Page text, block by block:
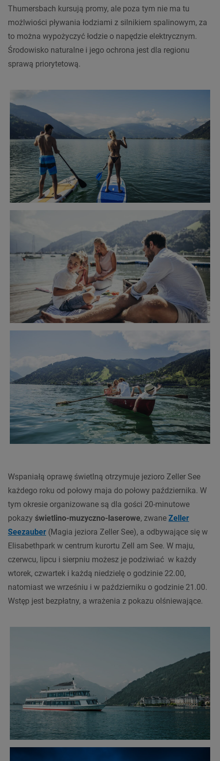
Thumersbach kursują promy, ale poza tym nie ma tu
możlwiości pływania łodziami z silnikiem spalinowym, za
to można wypożyczyć łodzie o napędzie elektrycznym.
Środowisko naturalne i jego ochrona jest dla regionu
sprawą priorytetową.
Wspaniałą oprawę świetlną otrzymuje jezioro Zeller See
każdego roku od połowy maja do połowy października. W
tym okresie organizowane są dla gości 20-minutowe
pokazy świetlino-muzyczno-laserowe, zwane Zeller
Seezauber (Magia jeziora Zeller See), a odbywające się w
Elisabethpark w centrum kurortu Zell am See. W maju,
czerwcu, lipcu i sierpniu możesz je podziwiać w każdy
wtorek, czwartek i każdą niedzielę o godzinie 22.00,
natomiast we wrześniu i w październiku o godzinie 21.00.
Wstęp jest bezpłatny, a wrażenia z pokazu olśniewające.